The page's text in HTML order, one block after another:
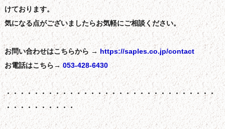
けております。
気になる点がございましたらお気軽にご相談ください。
お問い合わせはこちらから → https://saples.co.jp/contact
お電話はこちら→053-428-6430
・・・・・・・・・・・・・・・・・・・・・・・・・・・・・・
・・・・・・・・・・